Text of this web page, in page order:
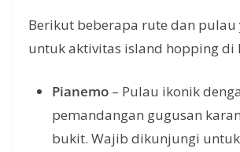
Berikut beberapa rute dan
untuk aktivitas island hopping di
Pianemo – Pulau ikonik
pemandangan gugusan
bukit. Wajib dikunjungi